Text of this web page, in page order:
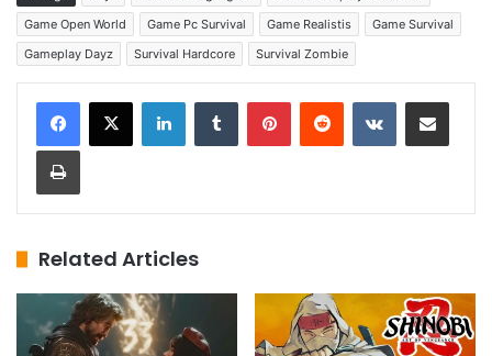
Game Open World
Game Pc Survival Game Realistis
Game Survival
Gameplay Dayz
Survival Hardcore Survival Zombie
Related Articles